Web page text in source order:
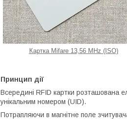
Картка Mifare 13,56 MHz (ISO)
Принцип дії
Всередині RFID картки розташована
унікальним номером (UID).
Потрапляючи в магнітне поле